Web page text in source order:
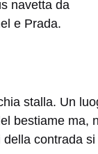
navetta da
e Prada.
stalla. Un
bestiame ma,
della contrada si